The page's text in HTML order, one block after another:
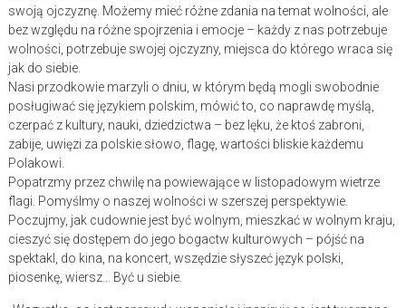
swoją ojczyznę. Możemy mieć różne zdania na temat wolności, ale
bez względu na różne spojrzenia i emocje – każdy z nas potrzebuje
wolności, potrzebuje swojej ojczyzny, miejsca do którego wraca się
jak do siebie.
Nasi przodkowie marzyli o dniu, w którym będą mogli swobodnie
posługiwać się językiem polskim, mówić to, co naprawdę myślą,
czerpać z kultury, nauki, dziedzictwa – bez lęku, że ktoś zabroni,
zabije, uwięzi za polskie słowo, flagę, wartości bliskie każdemu
Polakowi.
Popatrzmy przez chwilę na powiewające w listopadowym wietrze
flagi. Pomyślmy o naszej wolności w szerszej perspektywie.
Poczujmy, jak cudownie jest być wolnym, mieszkać w wolnym kraju,
cieszyć się dostępem do jego bogactw kulturowych – pójść na
spektakl, do kina, na koncert, wszędzie słyszeć język polski,
piosenkę, wiersz… Być u siebie.